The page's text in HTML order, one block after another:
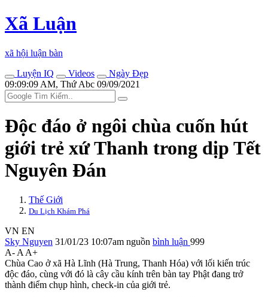
Xã Luận
xã hội luận bàn
Luyện IQ
Videos
Ngày Đẹp
09:09:09 AM, Thứ Abc 09/09/2021
Độc đáo ở ngôi chùa cuốn hút
giới trẻ xứ Thanh trong dịp Tết
Nguyên Đán
Thế Giới
Du Lịch Khám Phá
VN EN
Sky Nguyen 31/01/23 10:07am nguồn bình luận 999
A- A A+
Chùa Cao ở xã Hà Lĩnh (Hà Trung, Thanh Hóa) với lối kiến trúc
độc đáo, cùng với đó là cây cầu kính trên bàn tay Phật đang trở
thành điểm chụp hình, check-in của giới trẻ.